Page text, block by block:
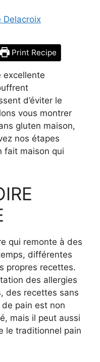
Delacroix
Print Recipe
excellente
d’éviter le
vous montrer
gluten maison,
nos étapes
fait maison qui
qui remonte à des
différentes
propres recettes.
des allergies
des recettes sans
pain est non
mais il peut aussi
le traditionnel pain